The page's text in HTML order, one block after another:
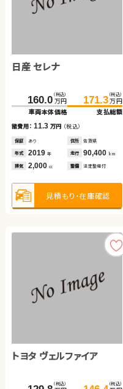
日産 セレナ
160.0 （税込）
万円
車両本体価格
171.3 （税込）
万円
支払総額
諸費用：11.3 万円 （税込）
保証 あり 住所 佐賀県
年式 2019 年 走行 90,400 km
排気 2,000 cc 整備 法定整備付
見積もり・在庫確認
トヨタ ヴェルファイア
（税込） （税込）
トヨタ プリウス アルファ
車両本体価格
支払総額
諸費用： 15.1万円
2018 年 79,600 km
1,800cc 法定整備付
見積もり・在庫確認
トヨタ アルファード
車両本体価格
支払総額
諸費用：17.1 万円（税込）
2021 年 83,000 km
70.4（税込）
万円
諸費用：19.1万円（税込）
あり 岩手県
年式 2011年 走行
排気 2,000 整備 法定整備付
見積もり・在庫確認
210.5（税込）
万円
216.0